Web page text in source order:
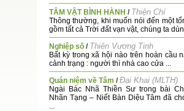
TÂM VẬT BÌNH HÀNH / Thiện Chí
Thông thường, khi muốn nói đến một
gồm tất cả Trời đất vạn vật, chúng ta
Nghiệp số / Thiên Vương Tinh
Bất kỳ trong xã hội nào trên hoàn cầu
cảnh trạng : người thì nhà cao cửa ...
Quán niệm về Tâm /Đại Khai (MLTH)
Ngài Bác Nhã Thiền Sư trong bài
Nhãn Tạng – Niết Bàn Diệu Tâm đã
...